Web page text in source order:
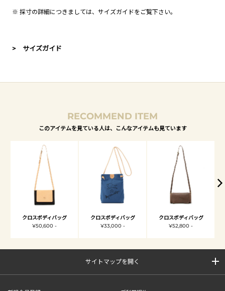
※ 採寸の詳細につきましては、 サイズガイドをご覧下さい。
> サイズガイド
RECOMMEND ITEM
このアイテムを見ている人は、こんなアイテムも見ています
クロスボディバッグ
¥50,600 -
クロスボディバッグ
¥33,000 -
クロスボディバッグ
¥52,800 -
サイトマップを開く